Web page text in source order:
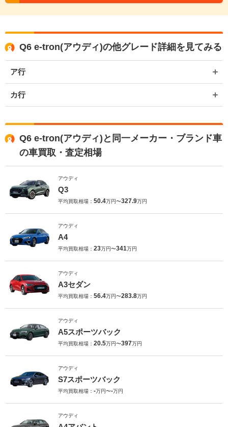
Q6 e-tron(アウディ)の他グレード詳細を見てみる
ア行
カ行
Q6 e-tron(アウディ)と同一メーカー・ブランド車
の車買取・査定相場
アウディ
Q3
平均買取相場： 50.4万円〜327.9万円
アウディ
A4
平均買取相場： 23万円〜341万円
アウディ
A3セダン
平均買取相場： 56.4万円〜283.8万円
アウディ
A5スポーツバック
平均買取相場： 20.5万円〜397万円
アウディ
S7スポーツバック
平均買取相場： -万円〜-万円
アウディ